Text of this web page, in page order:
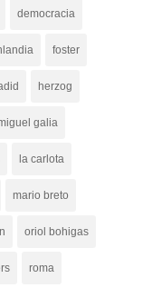
democracia
foster
herzog
galia
la carlota
mario breto
oriol bohigas
roma